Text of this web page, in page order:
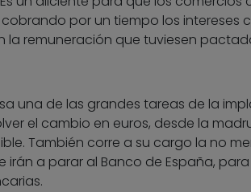
por un tiempo los intereses
la remuneración que tuviesen
una de las grandes tareas de la
el cambio en euros, desde la
También corre a su cargo la no
irán a parar al Banco de España,